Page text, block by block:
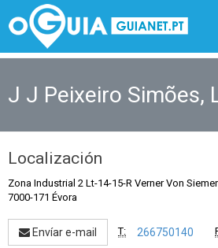
J J Peixeiro Simões,
Localización
Zona Industrial 2 Lt-14-15-R Verner Von
7000-171 Évora
Envíar e-mail T: 266750140